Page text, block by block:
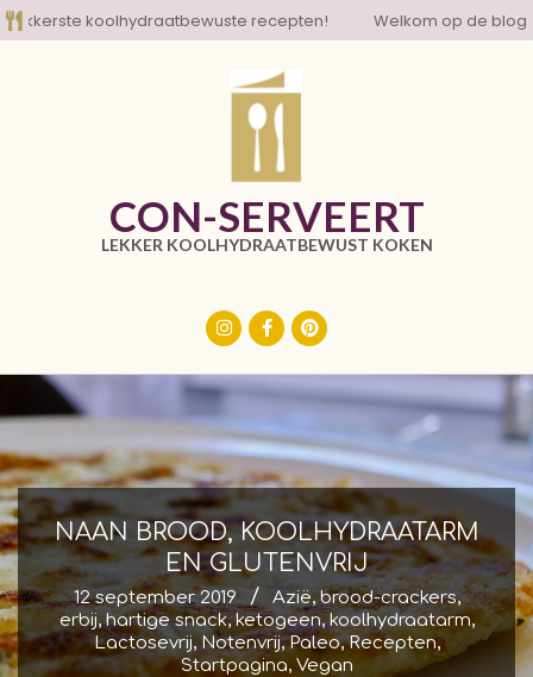
Skip
to
koolhydraatbewuste recepten! Welkom op de blog met
CON-SERVEERT
LEKKER KOOLHYDRAATBEWUST KOKEN
NAAN BROOD, KOOLHYDRAATARM
EN GLUTENVRIJ
12 september 2019 Azië,brood-crackers,
erbij,hartige snack,ketogeen,koolhydraatarm,
Lactosevrij, Notenvrij,Paleo,Recepten,
Startpagina, Vegan